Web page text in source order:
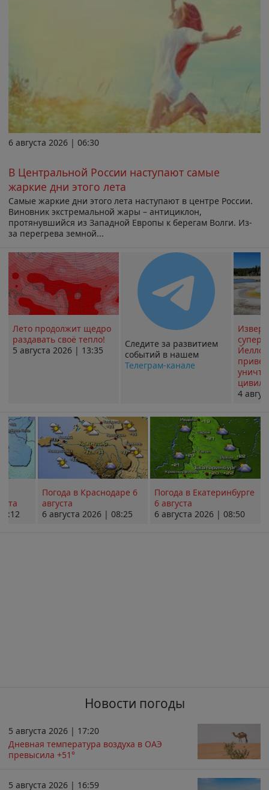
6 августа 2026 | 06:30
В Центральной России наступают самые
жаркие дни этого лета
Самые жаркие дни этого лета наступают в центре России.
Виновник экстремальной жары – антициклон,
протянувшийся из Западной Европы к берегам Волги. Из-
за перегрева земной...
Лето продолжит щедро
раздавать своё тепло!
5 августа 2026 | 13:35
Следите за развитием
событий в нашем
Телеграм-канале
4
Погода в Краснодаре 6
августа
6 августа 2026 | 08:25
Погода в Екатеринбурге
6 августа
6 августа 2026 | 08:50
Новости погоды
5 августа 2026 | 17:20
Дневная температура воздуха в ОАЭ
превысила +51°
5 августа 2026 | 16:59